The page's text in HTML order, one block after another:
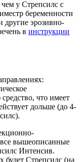
у Стрепсилс с
беременности
другие эрозивно-
в инструкции
что имеет
дольше (до 4-
все вышеописанные
Интенсив.
Стрепсилс (на